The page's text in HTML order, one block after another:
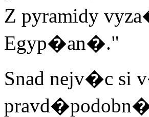
Z pyramidy
Egyp�an�."
Snad nejv�c si